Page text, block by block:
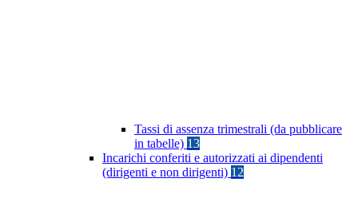
Tassi di assenza trimestrali (da pubblicare
in tabelle) 13
Incarichi conferiti e autorizzati ai dipendenti
(dirigenti e non dirigenti) 12